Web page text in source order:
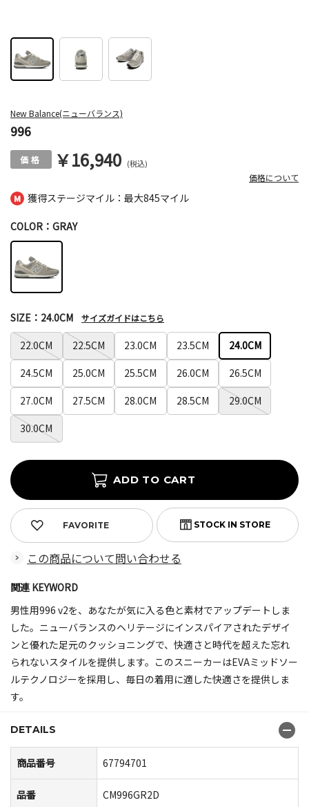
獲得ステージマイル：最大845マイル
New Balance(ニューバランス)
996
￥16,940 (税込)
価格について
COLOR：GRAY
22.0CM 22.5CM 23.0CM 23.5CM
24.0CM
24.5CM
25.0CM 25.5CM 26.0CM
26.5CM
27.0CM
27.5CM 28.0CM 28.5CM
29.0CM
30.0CM
SIZE：24.0CM サイズガイドはこちら
FAVORITE
この商品について問い合わせる
関連 KEYWORD
男性用996 v2を、あなたが気に入る色と素材でアップデートしま
した。ニューバランスのヘリテージにインスパイアされたデザイ
ンと優れた足元のクッショニングで、快適さと時代を超えた忘れ
られないスタイルを提供します。このスニーカーはEVAミッドソー
ルテクノロジーを採用し、毎日の着用に適した快適さを提供しま
す。
DETAILS
商品番号 67794701
品番 CM996GR2D